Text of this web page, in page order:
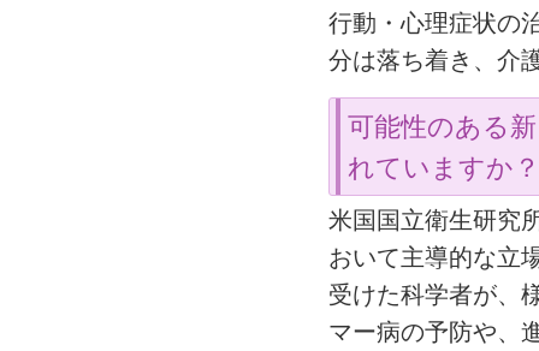
行動・心理症状の
分は落ち着き、介
可能性のある
れていますか？
米国国立衛生研究
おいて主導的な立
受けた科学者が、
マー病の予防や、